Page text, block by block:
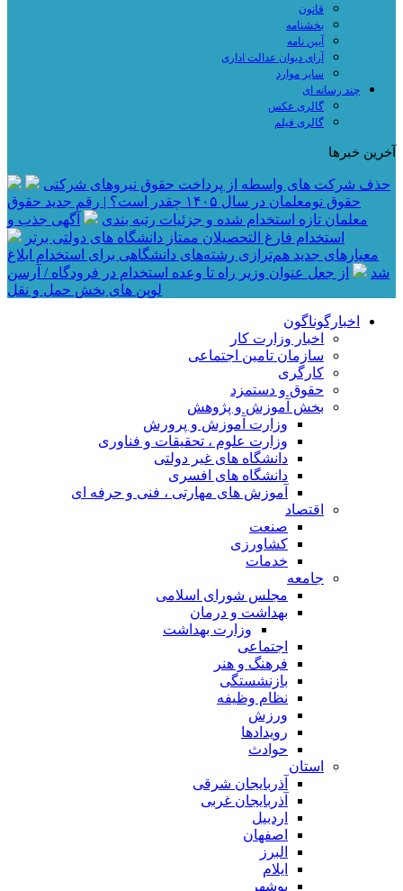
قانون
بخشنامه
آیین نامه
آرای دیوان عدالت اداری
سایر موارد
چند رسانه ای
گالری عکس
گالری فیلم
آخرین خبرها
حذف شرکت های واسطه از پرداخت حقوق نیروهای شرکتی
حقوق نومعلمان در سال ۱۴۰۵ چقدر است؟ | رقم جدید حقوق
معلمان تازه استخدام شده و جزئیات رتبه بندی
آگهی جذب و
استخدام فارغ التحصیلان ممتاز دانشگاه های دولتی برتر
معیار‌های جدید هم‌ترازی رشته‌های دانشگاهی برای استخدام ابلاغ
شد
از جعل عنوان وزیر راه تا وعده استخدام در فرودگاه / آرسن
لوپن های بخش حمل و نقل
اخبارگوناگون
اخبار وزارت کار
سازمان تامین اجتماعی
کارگری
حقوق و دستمزد
بخش آموزش و پژوهش
وزارت آموزش و پرورش
وزارت علوم ، تحقیقات و فناوری
دانشگاه های غیر دولتی
دانشگاه های افسری
آموزش های مهارتی ، فنی و حرفه ای
اقتصاد
صنعت
کشاورزی
خدمات
جامعه
مجلس شورای اسلامی
بهداشت و درمان
وزارت بهداشت
اجتماعی
فرهنگ و هنر
بازنشستگی
نظام وظیفه
ورزش
رویدادها
حوادث
استان
آذربایجان شرقی
آذربایجان غربی
اردبیل
اصفهان
البرز
ایلام
بوشهر